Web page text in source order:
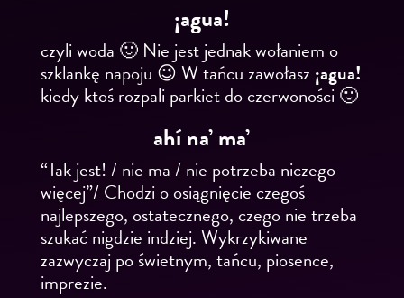
¡agua!
czyli woda 🙂 Nie jest jednak wołaniem o
szklankę napoju 😉 W tańcu zawołasz ¡agua!
kiedy ktoś rozpali parkiet do czerwoności 🙂
ahí na’ ma’
“Tak jest! / nie ma / nie potrzeba niczego
więcej”/Chodzi o osiągnięcie czegoś
najlepszego, ostatecznego, czego nie trzeba
szukać nigdzie indziej. Wykrzykiwane
zazwyczaj po świetnym, tańcu, piosence,
imprezie.